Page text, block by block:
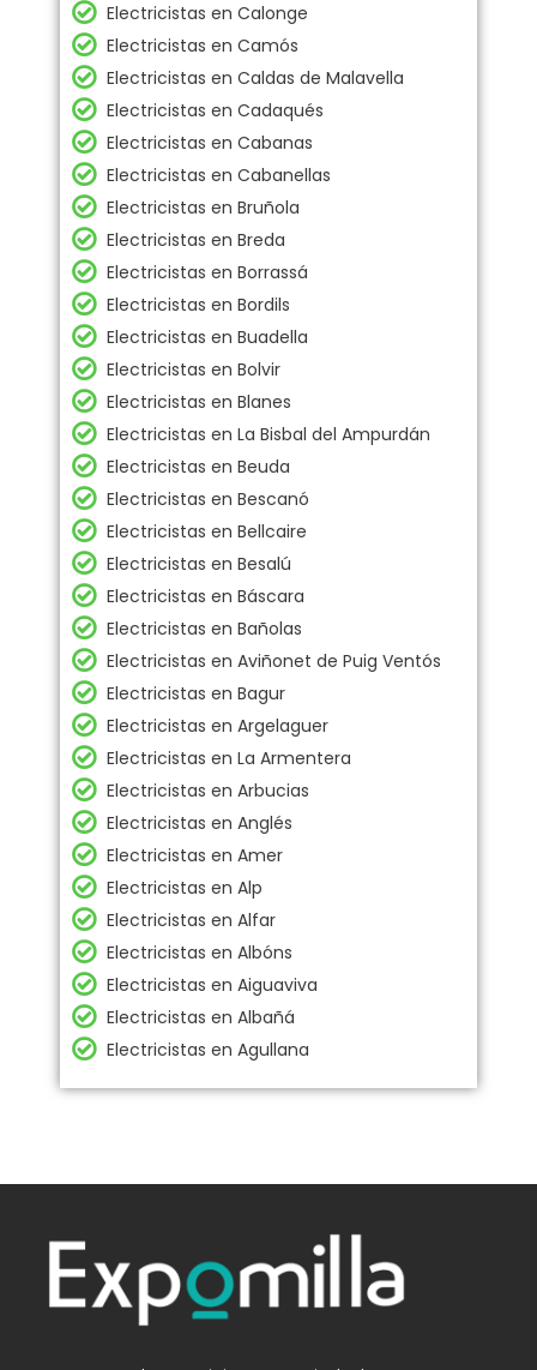
Electricistas en Calonge
Electricistas en Camós
Electricistas en Caldas de Malavella
Electricistas en Cadaqués
Electricistas en Cabanas
Electricistas en Cabanellas
Electricistas en Bruñola
Electricistas en Breda
Electricistas en Borrassá
Electricistas en Bordils
Electricistas en Buadella
Electricistas en Bolvir
Electricistas en Blanes
Electricistas en La Bisbal del Ampurdán
Electricistas en Beuda
Electricistas en Bescanó
Electricistas en Bellcaire
Electricistas en Besalú
Electricistas en Báscara
Electricistas en Bañolas
Electricistas en Aviñonet de Puig Ventós
Electricistas en Bagur
Electricistas en Argelaguer
Electricistas en La Armentera
Electricistas en Arbucias
Electricistas en Anglés
Electricistas en Amer
Electricistas en Alp
Electricistas en Alfar
Electricistas en Albóns
Electricistas en Aiguaviva
Electricistas en Albañá
Electricistas en Agullana